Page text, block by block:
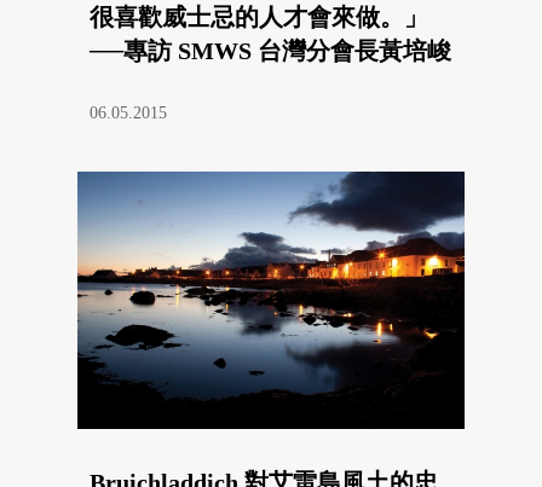
很喜歡威士忌的人才會來做。」
──專訪 SMWS 台灣分會長黃培峻
06.05.2015